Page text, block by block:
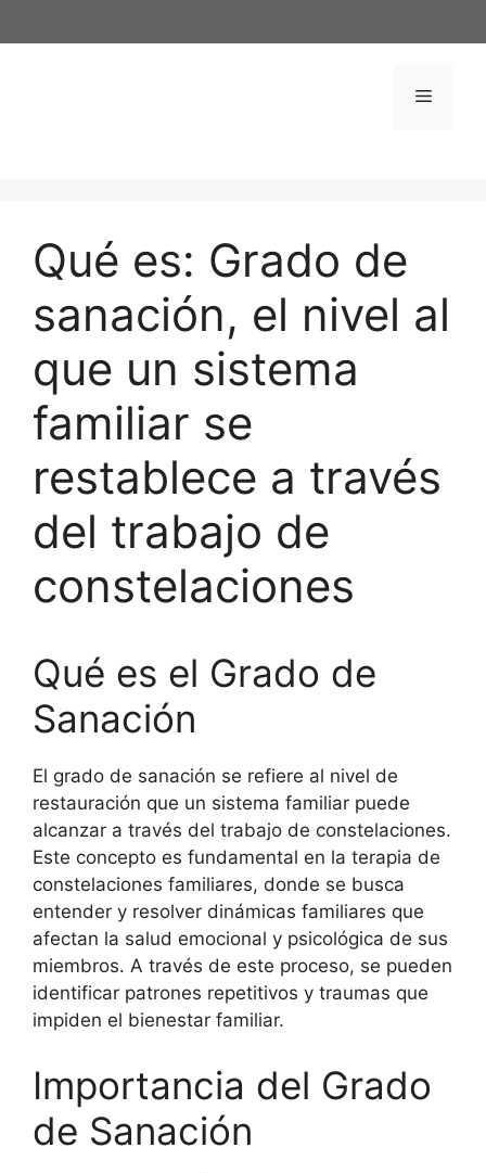
al
Menú
Qué es: Grado de
sanación, el nivel al
que un sistema
familiar se
restablece a través
del trabajo de
constelaciones
Qué es el Grado de
Sanación
El grado de sanación se refiere al nivel de
restauración que un sistema familiar puede
alcanzar a través del trabajo de constelaciones.
Este concepto es fundamental en la terapia de
constelaciones familiares, donde se busca
entender y resolver dinámicas familiares que
afectan la salud emocional y psicológica de sus
miembros. A través de este proceso, se pueden
identificar patrones repetitivos y traumas que
impiden el bienestar familiar.
Importancia del Grado
de Sanación